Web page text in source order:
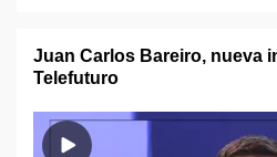
Juan Carlos Bareiro, nueva
Telefuturo